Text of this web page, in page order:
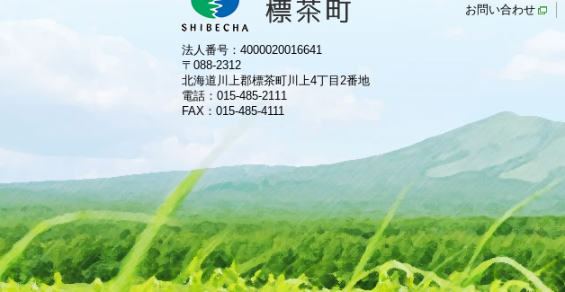
法人番号：4000020016641
〒088-2312
北海道川上郡標茶町川上4丁目2番地
電話： 015-485-2111
FAX：015-485-4111
お問い合わせ